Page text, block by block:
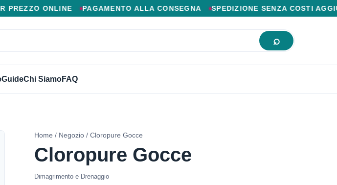
VELOCE IN 24/48 ORE, MIGLIOR PREZZO ONLINE.
ONLINE PAGAMENTO ALLA CONSEGNA SPEDIZIONE SENZA COSTI AGGIUNTIVI
GuideChi SiamoFAQ
Home / Negozio/ Cloropure Gocce
Cloropure Gocce
Dimagrimento e Drenaggio